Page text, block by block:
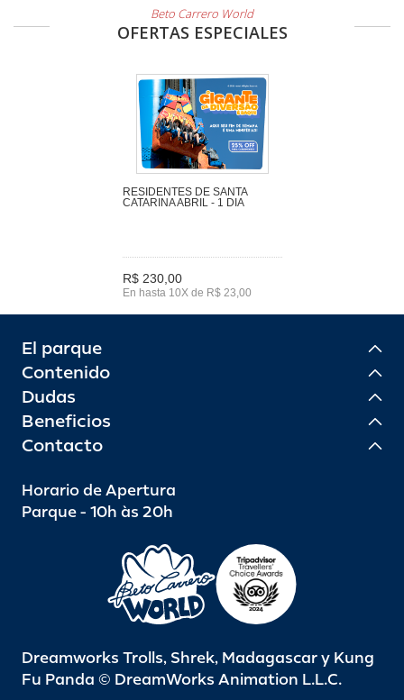
Beto Carrero World
OFERTAS ESPECIALES
RESIDENTES DE SANTA
CATARINA ABRIL - 1 DIA
R$ 230,00
En hasta 10X de R$ 23,00
El parque
Contenido
Dudas
Beneficios
Contacto
Horario de Apertura
Parque - 10h às 20h
Dreamworks Trolls, Shrek, Madagascar y Kung
Fu Panda © DreamWorks Animation L.L.C.